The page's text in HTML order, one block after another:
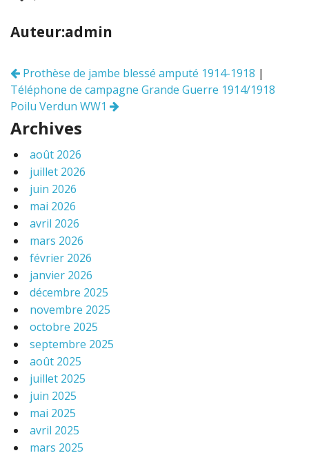
b
o
k
er l
Auteur:admin
Navigation
des
articles
Prothèse de jambe blessé amputé 1914-1918 |
Téléphone de campagne Grande Guerre 1914/1918
Poilu Verdun WW1
Archives
août 2026
juillet 2026
juin 2026
mai 2026
avril 2026
mars 2026
février 2026
janvier 2026
décembre 2025
novembre 2025
octobre 2025
septembre 2025
août 2025
juillet 2025
juin 2025
mai 2025
avril 2025
mars 2025